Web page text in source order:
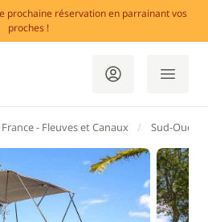
prochaine réservation en parrainant vos
proches !
France - Fleuves et Canaux Sud-Ouest